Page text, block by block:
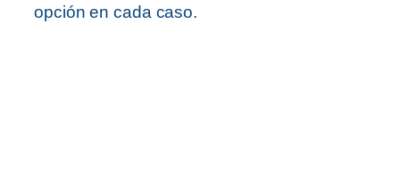
opción en cada caso.